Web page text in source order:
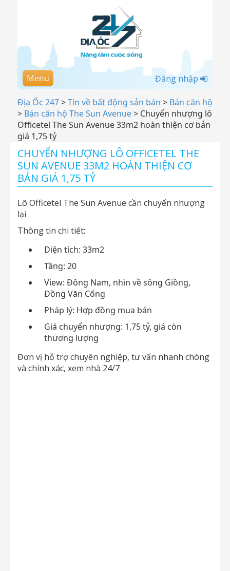
Menu Đăng nhập
Địa Ốc 247>Tin về bất động sản bán > Bán căn hộ
> Bán căn hộ The Sun Avenue> Chuyển nhượng lô
Officetel The Sun Avenue 33m2 hoàn thiện cơ bản
giá 1,75 tỷ
CHUYỂN NHƯỢNG LÔ OFFICETEL THE
SUN AVENUE 33M2 HOÀN THIỆN CƠ
BẢN GIÁ 1,75 TỶ
Lô Officetel The Sun Avenue cần chuyển nhượng
lại
Thông tin chi tiết:
Diện tích: 33m2
Tầng: 20
View: Đông Nam, nhìn về sông Giồng,
Đồng Văn Cống
Pháp lý: Hợp đồng mua bán
Giá chuyển nhượng: 1,75 tỷ, giá còn
thương lượng
Đơn vị hỗ trợ chuyên nghiệp, tư vấn nhanh chóng
và chính xác, xem nhà 24/7